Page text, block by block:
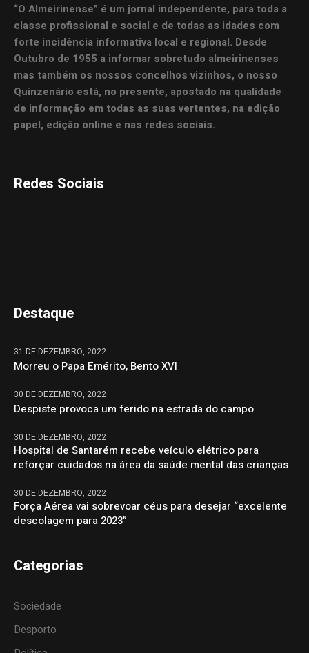
“O Almeirinense” é um jornal independente, para toda a
classe profissional e social e de todas as idades com
forte incidência informativa local e regional. Desde
Outubro de 1955 a informar sobretudo almeirinenses
mas também os nossos concelhos vizinhos, o nosso
Quinzenário está, no presente, apostado na qualidade
de informação em todas as suas vertentes, na edição
papel, edição online e nas redes sociais.
Redes Sociais
Destaque
31 DE DEZEMBRO, 2022
Morreu o Papa Emérito, Bento XVI
30 DE DEZEMBRO, 2022
Despiste provoca um ferido na estrada do campo
30 DE DEZEMBRO, 2022
Hospital de Santarém recebe veículo elétrico para
reforçar cuidados na área da saúde mental das crianças
30 DE DEZEMBRO, 2022
Força Aérea vai sobrevoar céus para desejar “excelente
descolagem para 2023”
Categorias
Sociedade
Desporto